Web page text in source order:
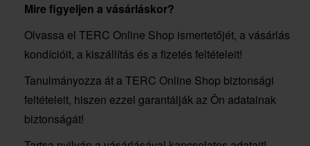
Mire figyeljen a vásárláskor?
Olvassa el TERC Online Shop ismertetőjét, a vásárlás
kondícióit, a kiszállítás és a fizetés feltételeit!
Tanulmányozza át a TERC Online Shop biztonsági
feltételeit, hiszen ezzel garantálják az Ön adatainak
biztonságát!